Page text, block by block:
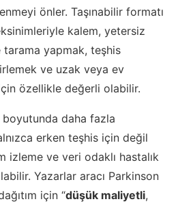
önler. Taşınabilir formatı
kalem, yetersiz
yapmak, teşhis
ve uzak veya ev
özellikle değerli olabilir.
daha fazla
erken teşhis için değil
izleme ve veri odaklı hastalık
Yazarlar aracı Parkinson
için “düşük maliyetli,